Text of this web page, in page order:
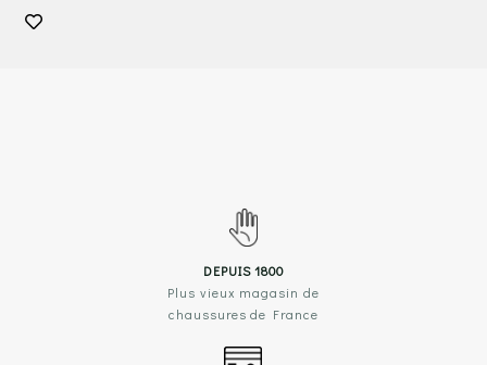
DEPUIS 1800
Plus vieux magasin de
chaussures de France